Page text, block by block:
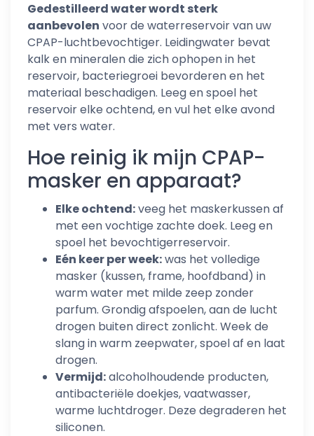
Gedestilleerd water wordt sterk
aanbevolen voor de waterreservoir van uw
CPAP-luchtbevochtiger. Leidingwater bevat
kalk en mineralen die zich ophopen in het
reservoir, bacteriegroei bevorderen en het
materiaal beschadigen. Leeg en spoel het
reservoir elke ochtend, en vul het elke avond
met vers water.
Hoe reinig ik mijn CPAP-
masker en apparaat?
Elke ochtend:veeg het maskerkussen af
met een vochtige zachte doek. Leeg en
spoel het bevochtigerreservoir.
Eén keer per week:was het volledige
masker (kussen, frame, hoofdband) in
warm water met milde zeep zonder
parfum. Grondig afspoelen, aan de lucht
drogen buiten direct zonlicht. Week de
slang in warm zeepwater, spoel af en laat
drogen.
Vermijd:alcoholhoudende producten,
antibacteriële doekjes, vaatwasser,
warme luchtdroger. Deze degraderen het
siliconen.